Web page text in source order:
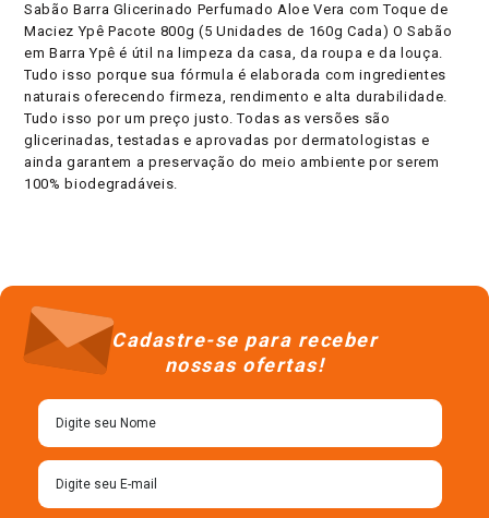
Sabão Barra Glicerinado Perfumado Aloe Vera com Toque de
Maciez Ypê Pacote 800g (5 Unidades de 160g Cada) O Sabão
em Barra Ypê é útil na limpeza da casa, da roupa e da louça.
Tudo isso porque sua fórmula é elaborada com ingredientes
naturais oferecendo firmeza, rendimento e alta durabilidade.
Tudo isso por um preço justo. Todas as versões são
glicerinadas, testadas e aprovadas por dermatologistas e
ainda garantem a preservação do meio ambiente por serem
100% biodegradáveis.
Cadastre-se para receber
nossas ofertas!